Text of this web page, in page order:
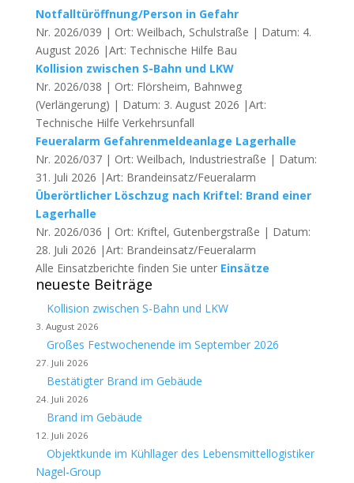
Notfalltüröffnung/Person in Gefahr
Nr. 2026/039 | Ort: Weilbach, Schulstraße | Datum: 4.
August 2026 |Art: Technische Hilfe Bau
Kollision zwischen S-Bahn und LKW
Nr. 2026/038 | Ort: Flörsheim, Bahnweg
(Verlängerung) | Datum: 3. August 2026 |Art:
Technische Hilfe Verkehrsunfall
Feueralarm Gefahrenmeldeanlage Lagerhalle
Nr. 2026/037 | Ort: Weilbach, Industriestraße | Datum:
31. Juli 2026 |Art: Brandeinsatz/Feueralarm
Überörtlicher Löschzug nach Kriftel: Brand einer
Lagerhalle
Nr. 2026/036 | Ort: Kriftel, Gutenbergstraße | Datum:
28. Juli 2026 |Art: Brandeinsatz/Feueralarm
Alle Einsatzberichte finden Sie unter Einsätze
neueste Beiträge
Kollision zwischen S-Bahn und LKW
3. August 2026
Großes Festwochenende im September 2026
27. Juli 2026
Bestätigter Brand im Gebäude
24. Juli 2026
Brand im Gebäude
12. Juli 2026
Objektkunde im Kühllager des Lebensmittellogistiker
Nagel-Group